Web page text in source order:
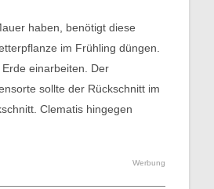
haben, benötigt diese
im Frühling düngen.
einarbeiten. Der
sollte der Rückschnitt im
Clematis hingegen
Werbung